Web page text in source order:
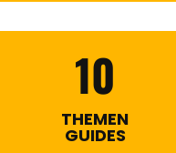
10
THEMEN
GUIDES